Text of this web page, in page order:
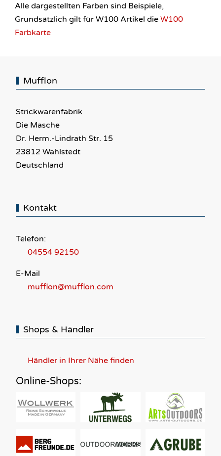
Alle dargestellten Farben sind Beispiele,
Grundsätzlich gilt für W100 Artikel die W100
Farbkarte
Mufflon
Strickwarenfabrik
Die Masche
Dr. Herm.-Lindrath Str. 15
23812 Wahlstedt
Deutschland
Kontakt
Telefon:
04554 92150
E-Mail
mufflon@mufflon.com
Shops & Händler
Händler in Ihrer Nähe finden
Online-Shops: